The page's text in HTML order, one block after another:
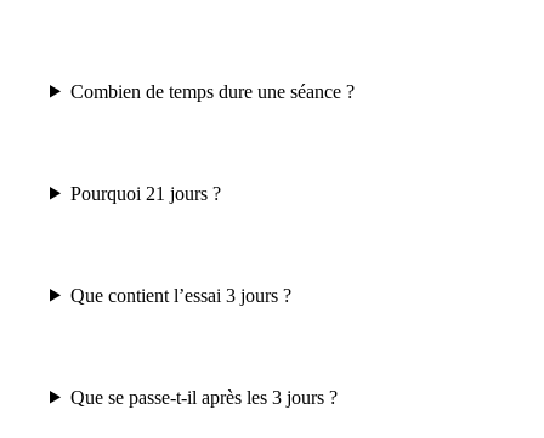
Combien de temps dure une séance ?
Pourquoi 21 jours ?
Que contient l’essai 3 jours ?
Que se passe-t-il après les 3 jours ?